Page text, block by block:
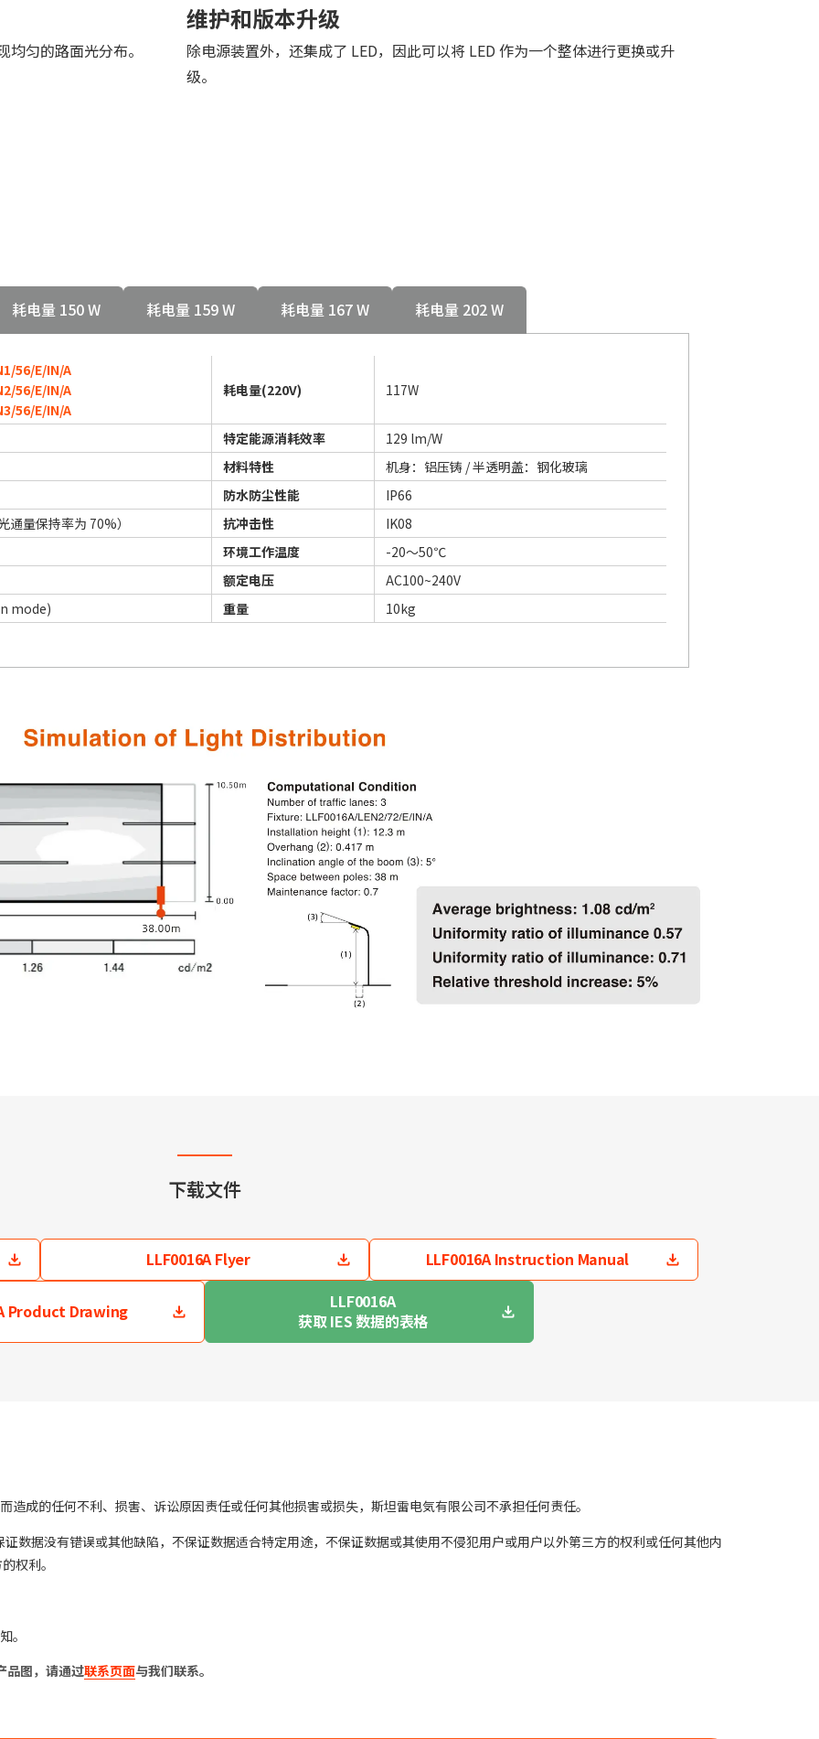
匀的路面光分布。
维护和版本升级
除电源装置外，还集成了 LED，因此可以将 LED 作为一个整体进行更换或升
级。
耗电量 150 W 耗电量 159 W 耗电量 167 W 耗电量 202 W
56/E/IN/A
56/E/IN/A
56/E/IN/A
耗电量(220V) 117W
特定能源消耗效率
129 lm/W
材料特性
机身：铝压铸 / 半透明盖：钢化玻璃
防水防尘性能
IP66
通量保持率为 70%）
抗冲击性
IK08
环境工作温度
-20～50℃
额定电压
AC100~240V
mode)
重量 10kg
下载文件
LLF0016A Flyer LLF0016A Instruction Manual
Product Drawing
LLF0016A
获取 IES 数据的表格
成的任何不利、损害、诉讼原因责任或任何其他损害或损失，斯坦雷电気有限公司不承担任何责任。
数据没有错误或其他缺陷，不保证数据适合特定用途，不保证数据或其使用不侵犯用户或用户以外第三方的权利或任何其他内
权利。
。
品图，请通过联系页面与我们联系。